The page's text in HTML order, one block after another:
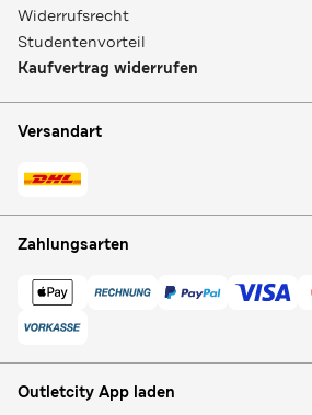
Widerrufsrecht
Studentenvorteil
Kaufvertrag widerrufen
Versandart
Zahlungsarten
Outletcity App laden